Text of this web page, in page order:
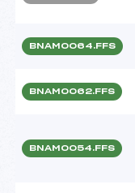
BNAM0064.FFS
BNAM0062.FFS
BNAM0054.FFS